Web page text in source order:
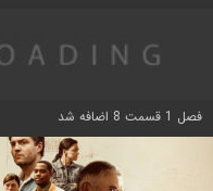
فصل 1 قسمت 8 اضافه شد